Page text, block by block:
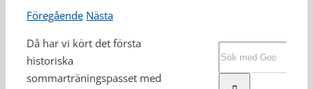
Föregående Nästa
Då har vi kört det första
historiska
sommarträningspasset med